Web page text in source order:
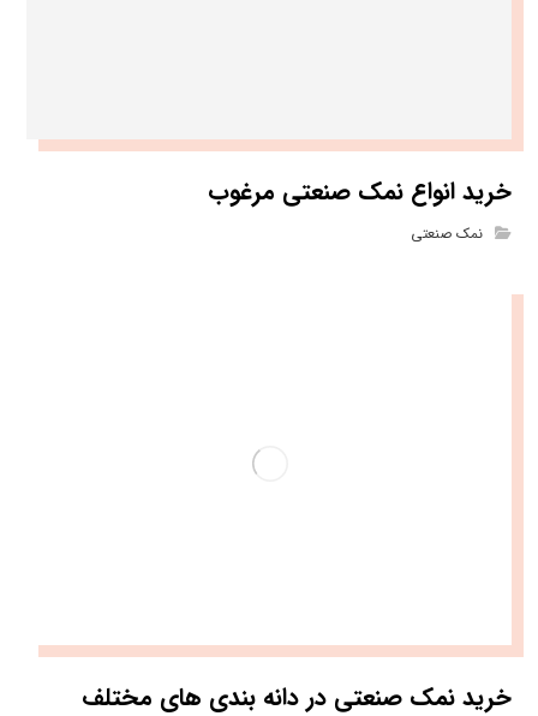
خرید انواع نمک صنعتی مرغوب
نمک صنعتی
خرید نمک صنعتی در دانه بندی های مختلف